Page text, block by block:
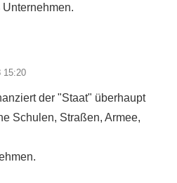
15:20
der "Staat" überhaupt
Schulen, Straßen, Armee,